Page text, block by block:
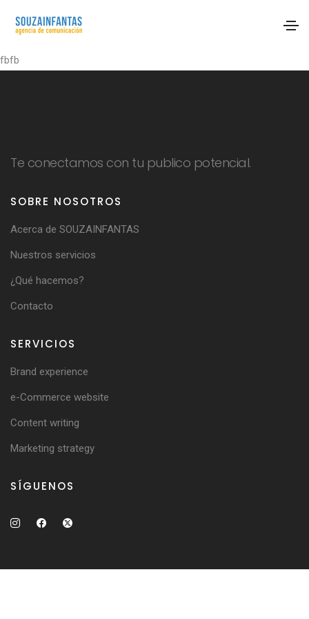
fbfb
Te conectamos con tu publico potencial.
SOBRE NOSOTROS
Acerca de SOUZAINFANTAS
Nuestros servicios
¿Qué hacemos?
Contacto
SERVICIOS
Brand experience
e-Commerce website
Content writing
Marketing strategy
SÍGUENOS